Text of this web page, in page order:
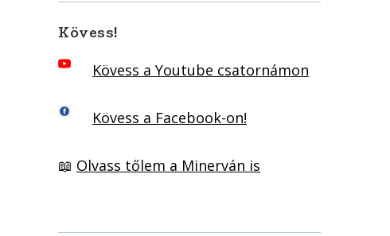
Kövess!
Kövess a Youtube csatornámon
Kövess a Facebook-on!
📖 Olvass tőlem a Minerván is